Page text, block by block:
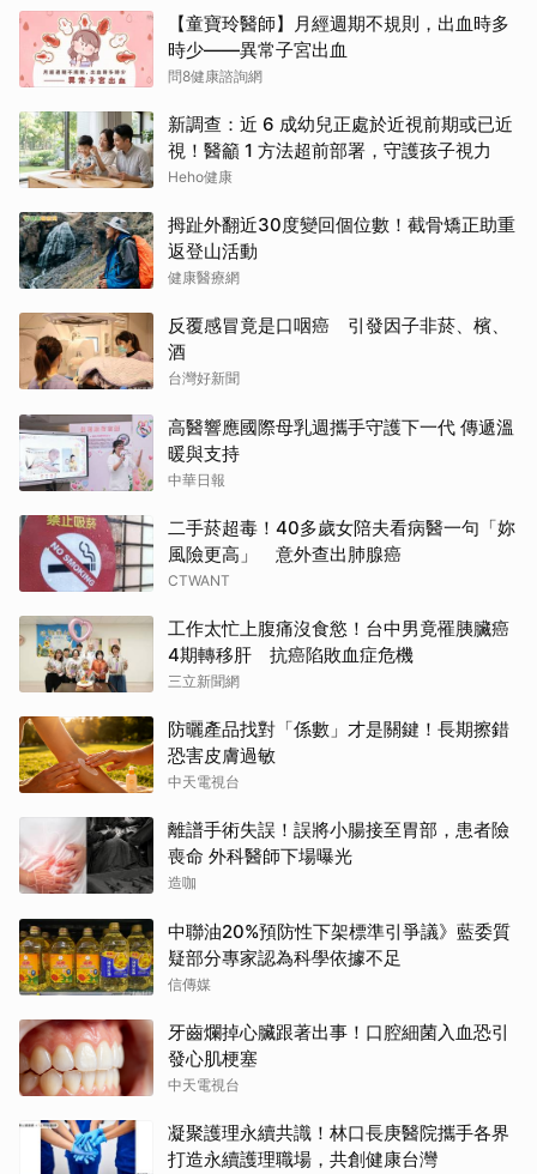
【童寶玲醫師】月經週期不規則，出血時多
時少——異常子宮出血
問8健康諮詢網
新調查：近 6 成幼兒正處於近視前期或已近
視！醫籲 1 方法超前部署，守護孩子視力
Heho健康
拇趾外翻近30度變回個位數！截骨矯正助重
返登山活動
健康醫療網
反覆感冒竟是口咽癌 引發因子非菸、檳、
酒
台灣好新聞
高醫響應國際母乳週攜手守護下一代 傳遞溫
暖與支持
中華日報
二手菸超毒！40多歲女陪夫看病醫一句「妳
風險更高」 意外查出肺腺癌
CTWANT
工作太忙上腹痛沒食慾！台中男竟罹胰臟癌
4期轉移肝 抗癌陷敗血症危機
三立新聞網
防曬產品找對「係數」才是關鍵！長期擦錯
恐害皮膚過敏
中天電視台
離譜手術失誤！誤將小腸接至胃部，患者險
喪命 外科醫師下場曝光
造咖
中聯油20%預防性下架標準引爭議》藍委質
疑部分專家認為科學依據不足
信傳媒
牙齒爛掉心臟跟著出事！口腔細菌入血恐引
發心肌梗塞
中天電視台
凝聚護理永續共識！林口長庚醫院攜手各界
打造永續護理職場，共創健康台灣